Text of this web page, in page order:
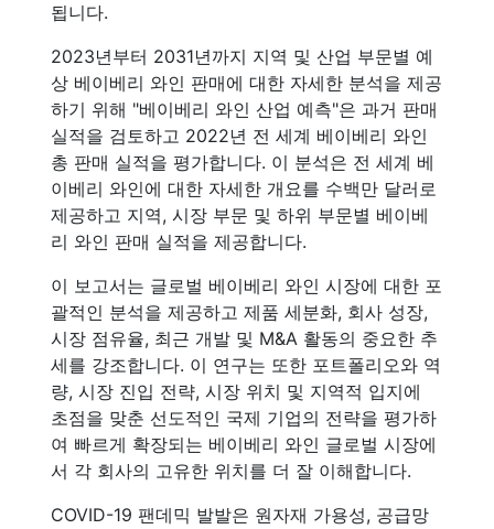
됩니다.
2023년부터 2031년까지 지역 및 산업 부문별 예
상 베이베리 와인 판매에 대한 자세한 분석을 제공
하기 위해 "베이베리 와인 산업 예측"은 과거 판매
실적을 검토하고 2022년 전 세계 베이베리 와인
총 판매 실적을 평가합니다. 이 분석은 전 세계 베
이베리 와인에 대한 자세한 개요를 수백만 달러로
제공하고 지역, 시장 부문 및 하위 부문별 베이베
리 와인 판매 실적을 제공합니다.
이 보고서는 글로벌 베이베리 와인 시장에 대한 포
괄적인 분석을 제공하고 제품 세분화, 회사 성장,
시장 점유율, 최근 개발 및 M&A 활동의 중요한 추
세를 강조합니다. 이 연구는 또한 포트폴리오와 역
량, 시장 진입 전략, 시장 위치 및 지역적 입지에
초점을 맞춘 선도적인 국제 기업의 전략을 평가하
여 빠르게 확장되는 베이베리 와인 글로벌 시장에
서 각 회사의 고유한 위치를 더 잘 이해합니다.
COVID-19 팬데믹 발발은 원자재 가용성, 공급망